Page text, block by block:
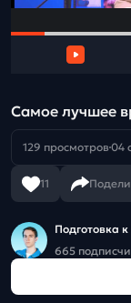
и
Самое лучшее
129 просмотров 04
11
Подготовка
665